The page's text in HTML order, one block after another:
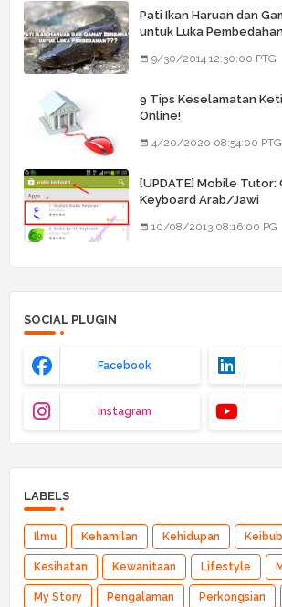
Pati Ikan Haruan dan
untuk Luka
9/30/2014 12:30:00 PTG
9 Tips Keselamatan
Online!
4/20/2020 08:54:00 PTG
[UPDATE] Mobile
Keyboard Arab/Jawi
10/08/2013 08:16:00 PG
SOCIAL PLUGIN
Facebook
Instagram
LABELS
Ilmu Kehamilan Kehidupan
Kesihatan Kewanitaan Lifestyle
My Story Pengalaman Perkongsian